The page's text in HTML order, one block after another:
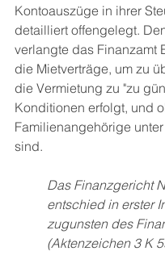
Kontoauszüge in ihrer
detailliert offengelegt.
verlangte das Finanzamt
die Mietverträge, um zu
die Vermietung zu "zu
Konditionen erfolgt, und
Familienangehörige
sind.
Das Finanzgericht
entschied in erster
zugunsten des
(Aktenzeichen 3 K